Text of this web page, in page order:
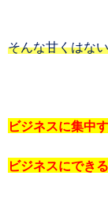
そんな甘くはな
ビジネスに集中
ビジネスにでき